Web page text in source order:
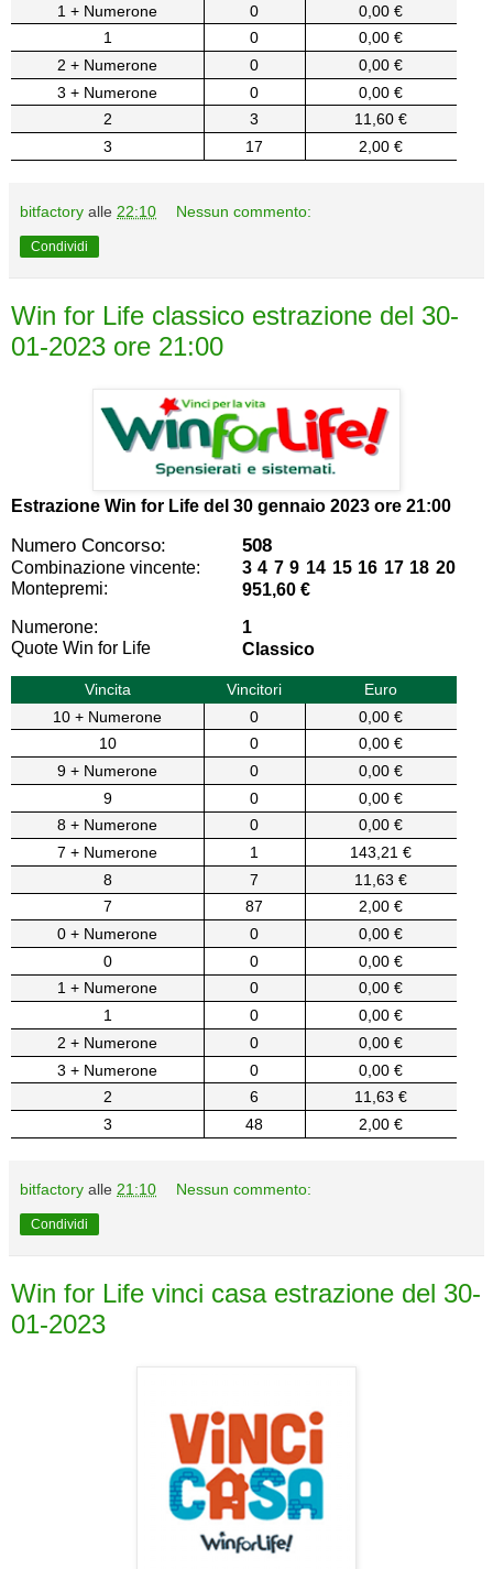
1 + Numerone
0
0,00 €
1
0
0,00 €
2 + Numerone
0
0,00 €
3 + Numerone
0
0,00 €
2
3
11,60 €
3
17 2,00 €
bitfactory alle 22:10 Nessun commento:
Condividi
Win for Life classico estrazione del 30-
01-2023 ore 21:00
Estrazione Win for Life del 30 gennaio 2023 ore 21:00
Numero Concorso: 508
Combinazione vincente:
3 4 7 9 14 15 16 17 18 20
Montepremi:
951,60 €
Numerone:
1
Quote Win for Life
Classico
Vincita Vincitori
Euro
10 + Numerone
0
0,00 €
10
0
0,00 €
9 + Numerone
0
0,00 €
9
0
0,00 €
8 + Numerone
0
0,00 €
7 + Numerone
1
143,21 €
8
7
11,63 €
7
87
2,00 €
0 + Numerone
0
0,00 €
0
0
0,00 €
1 + Numerone
0
0,00 €
1
0
0,00 €
2 + Numerone
0
0,00 €
3 + Numerone
0
0,00 €
2
6
11,63 €
3
48 2,00 €
bitfactory alle 21:10 Nessun commento:
Condividi
Win for Life vinci casa estrazione del 30-
01-2023